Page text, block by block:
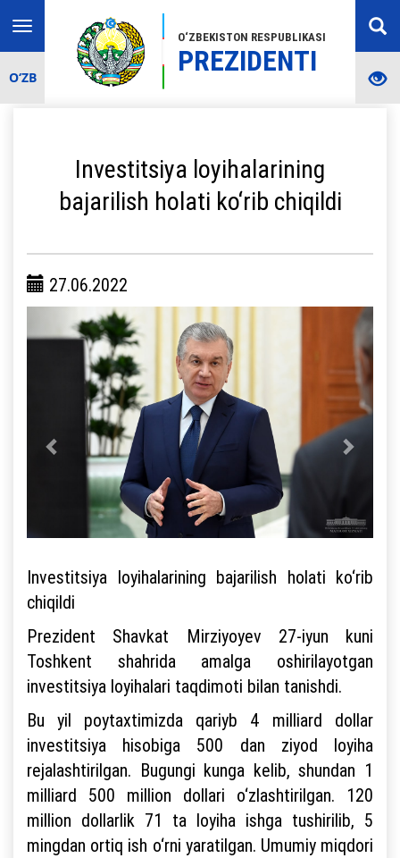
O‘ZBEKISTON RESPUBLIKASI
PREZIDENTI
Toggle
navigation
O‘ZB
Investitsiya loyihalarining
bajarilish holati ko‘rib chiqildi
27.06.2022
Investitsiya loyihalarining bajarilish holati ko‘rib
chiqildi
Prezident Shavkat Mirziyoyev 27-iyun kuni
Toshkent shahrida amalga oshirilayotgan
investitsiya loyihalari taqdimoti bilan tanishdi.
Bu yil poytaxtimizda qariyb 4 milliard dollar
investitsiya hisobiga 500 dan ziyod loyiha
rejalashtirilgan. Bugungi kunga kelib, shundan 1
milliard 500 million dollari o‘zlashtirilgan. 120
million dollarlik 71 ta loyiha ishga tushirilib, 5
mingdan ortiq ish o‘rni yaratilgan. Umumiy miqdori